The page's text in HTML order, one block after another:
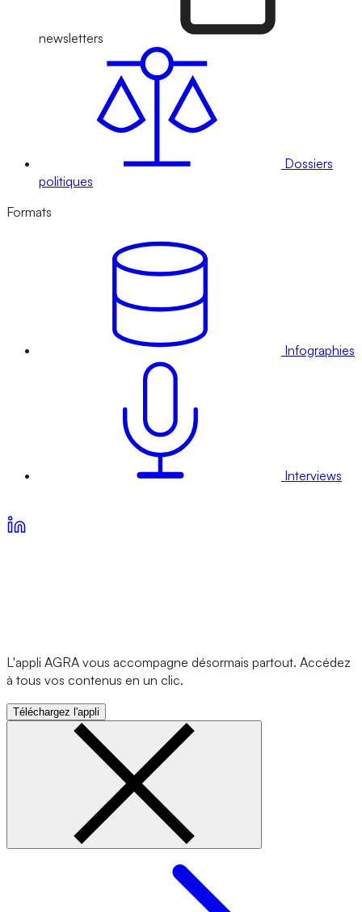
newsletters
Dossiers
politiques
Formats
Infographies
Interviews
L'appli AGRA vous accompagne désormais partout. Accédez
à tous vos contenus en un clic.
Téléchargez l'appli